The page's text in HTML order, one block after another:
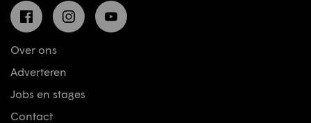
FacebookInstagramYouTube
Over ons
Adverteren
Jobs en stages
Contact